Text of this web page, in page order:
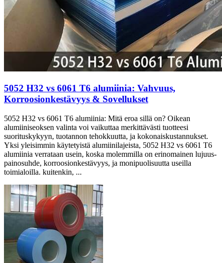
5052 H32 vs 6061 T6 alumiinia: Vahvuus,
Korroosionkestävyys & Sovellukset
5052 H32 vs 6061 T6 alumiinia: Mitä eroa sillä on? Oikean
alumiiniseoksen valinta voi vaikuttaa merkittävästi tuotteesi
suorituskykyyn, tuotannon tehokkuutta, ja kokonaiskustannukset.
Yksi yleisimmin käytetyistä alumiinilajeista, 5052 H32 vs 6061 T6
alumiinia verrataan usein, koska molemmilla on erinomainen lujuus-
painosuhde, korroosionkestävyys, ja monipuolisuutta useilla
toimialoilla. kuitenkin, ...